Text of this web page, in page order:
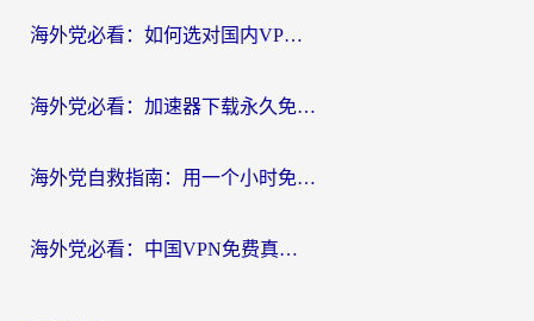
海外党必看：如何选对国内VPN，实现无缝访问国内资源？
海外党必看：加速器下载永久免费版真的存在吗？教你无缝访问国内资源的正确姿势
海外党自救指南：用一个小时免费加速器，轻松打破国内资源访问壁垒？
海外党必看：中国VPN免费真的靠谱吗？手把手教你选对回国加速器